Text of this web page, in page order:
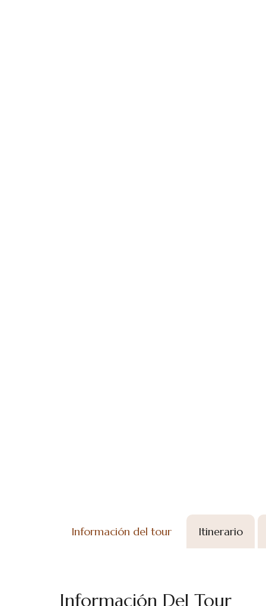
Información del tour Itinerario
Información Del Tour